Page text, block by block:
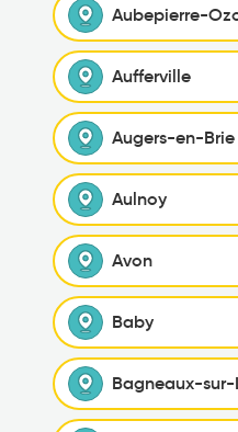
Aubepierre-
Aufferville
Augers-en-Brie
Aulnoy
Avon
Baby
Bagneaux-